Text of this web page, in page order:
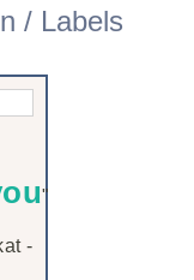
/ Labels
"
-